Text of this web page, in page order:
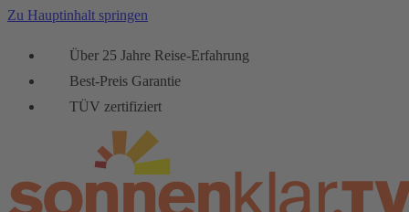
Zu Hauptinhalt springen
Über 25 Jahre Reise-Erfahrung
Best-Preis Garantie
TÜV zertifiziert